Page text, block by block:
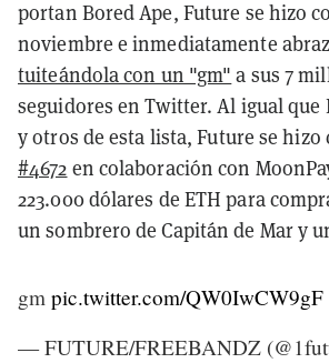
portan Bored Ape, Future se hizo
noviembre e inmediatamente
tuiteándola con un "gm" a sus 7
seguidores en Twitter. Al igual que
y otros de esta lista, Future se hizo
#4672 en colaboración con
223.000 dólares de ETH para
un sombrero de Capitán de Mar y
gm pic.twitter.com/QW0IwCW9gF
— FUTURE/FREEBANDZ